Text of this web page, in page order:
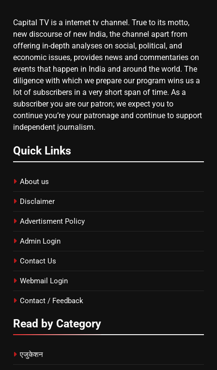
8
चुनाव से पहले लालू परिवार पर बड़ा झटका,
दिल्ली कोर्ट ने IRCTC घोटाले में आरोप
तय किए
Capital TV is a internet tv channel. True to its motto,
new discourse of new India, the channel apart from
offering in-depth analyses on social, political, and
economic issues, provides news and commentaries on
events that happen in India and around the world. The
diligence with which we prepare our program wins us a
lot of subscribers in a very short span of time. As a
subscriber you are our patron; we expect you to
continue you’re your patronage and continue to support
independent journalism.
Quick Links
About us
Disclaimer
Advertisment Policy
Admin Login
Contact Us
Webmail Login
Contact / Feedback
Read by Category
एजुकेशन